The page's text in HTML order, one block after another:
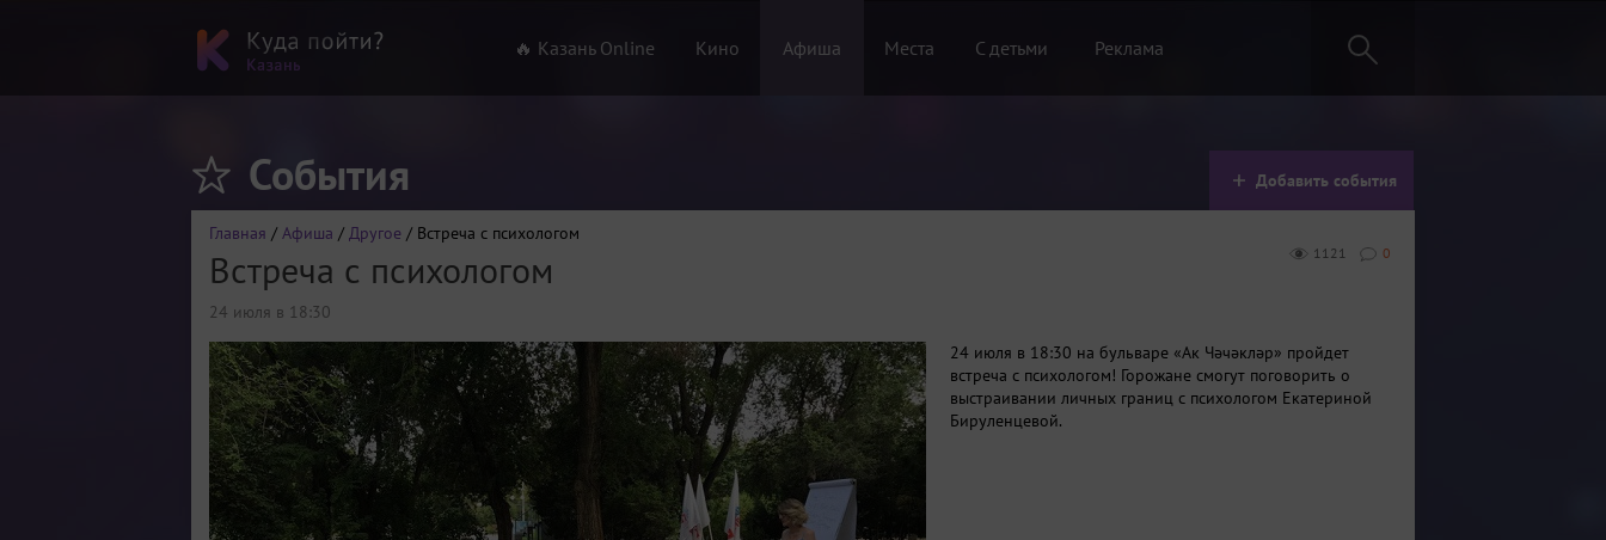
🔥 Казань Online Кино Афиша Места С детьми Реклама
События Добавить события
Главная / Афиша / Другое / Встреча с психологом
0
1121
Встреча с психологом
24 июля в 18:30
24 июля в 18:30 на бульваре «Ак Чәчәкләр» пройдет
встреча с психологом! Горожане смогут поговорить о
выстраивании личных границ с психологом Екатериной
Бируленцевой.